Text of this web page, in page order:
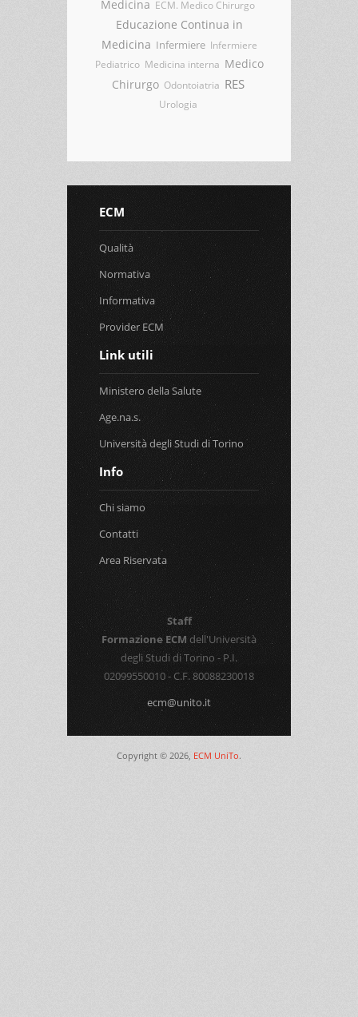
Medicina ECM. Medico Chirurgo
Educazione Continua in
Medicina Infermiere Infermiere
Pediatrico Medicina interna Medico
Chirurgo Odontoiatria RES
Urologia
ECM
Qualità
Normativa
Informativa
Provider ECM
Link utili
Ministero della Salute
Age.na.s.
Università degli Studi di Torino
Info
Chi siamo
Contatti
Area Riservata
Staff
Formazione ECM dell'Università
degli Studi di Torino - P.I.
02099550010 - C.F. 80088230018
ecm@unito.it
Copyright © 2026, ECM UniTo.